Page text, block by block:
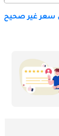
سعر غير صحيح